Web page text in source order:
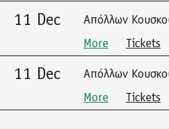
11 Dec
Απόλλων
More
Tickets
11 Dec
Απόλλων
More
Tickets